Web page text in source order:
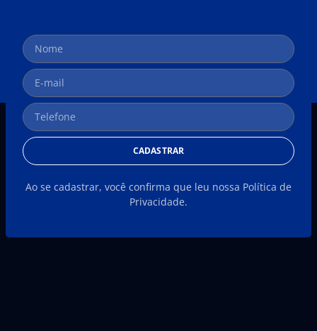
CADASTRAR
Ao se cadastrar, você confirma que leu nossa Política de
Privacidade.